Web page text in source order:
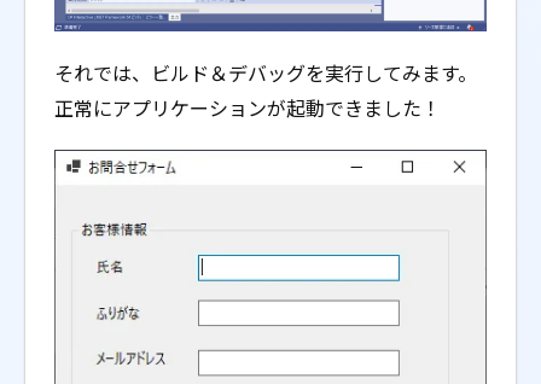
それでは、ビルド＆デバッグを実行してみます。
正常にアプリケーションが起動できました！